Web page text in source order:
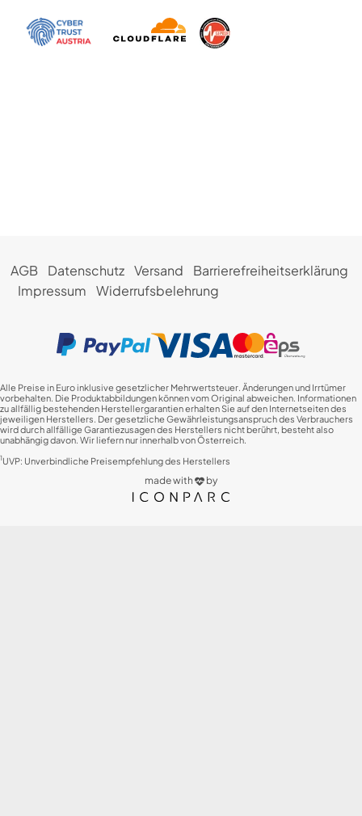
AGB Datenschutz Versand
Barrierefreiheitserklärung
Impressum
Widerrufsbelehrung
Alle Preise in Euro inklusive gesetzlicher Mehrwertsteuer. Änderungen und Irrtümer
vorbehalten. Die Produktabbildungen können vom Original abweichen. Informationen
zu allfällig bestehenden Herstellergarantien erhalten Sie auf den Internetseiten des
jeweiligen Herstellers. Der gesetzliche Gewährleistungsanspruch des Verbrauchers
wird durch allfällige Garantiezusagen des Herstellers nicht berührt, besteht also
unabhängig davon. Wir liefern nur innerhalb von Österreich.
1UVP: Unverbindliche Preisempfehlung des Herstellers
made with by